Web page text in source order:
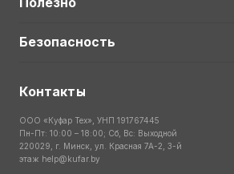
Безопасность
Контакты
ООО «Куфар Тех», УНП 191767445
Пн-Пт: 10:00 – 18:00; Сб, Вс: Выходной
220029, г. Минск, ул. Красная 7А-2, 3-й
этаж help@kufar.by